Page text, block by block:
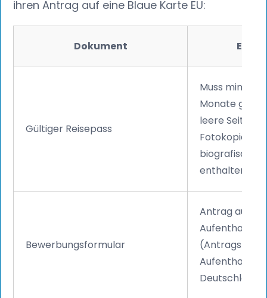
ihren Antrag auf eine Blaue Karte EU:
Dokument
Gültiger Reisepass
Muss
Monate gültig
leere Seiten
Fotokopie
biografischen
enthalten.
Bewerbungsformular
Antrag auf
Deutschland).